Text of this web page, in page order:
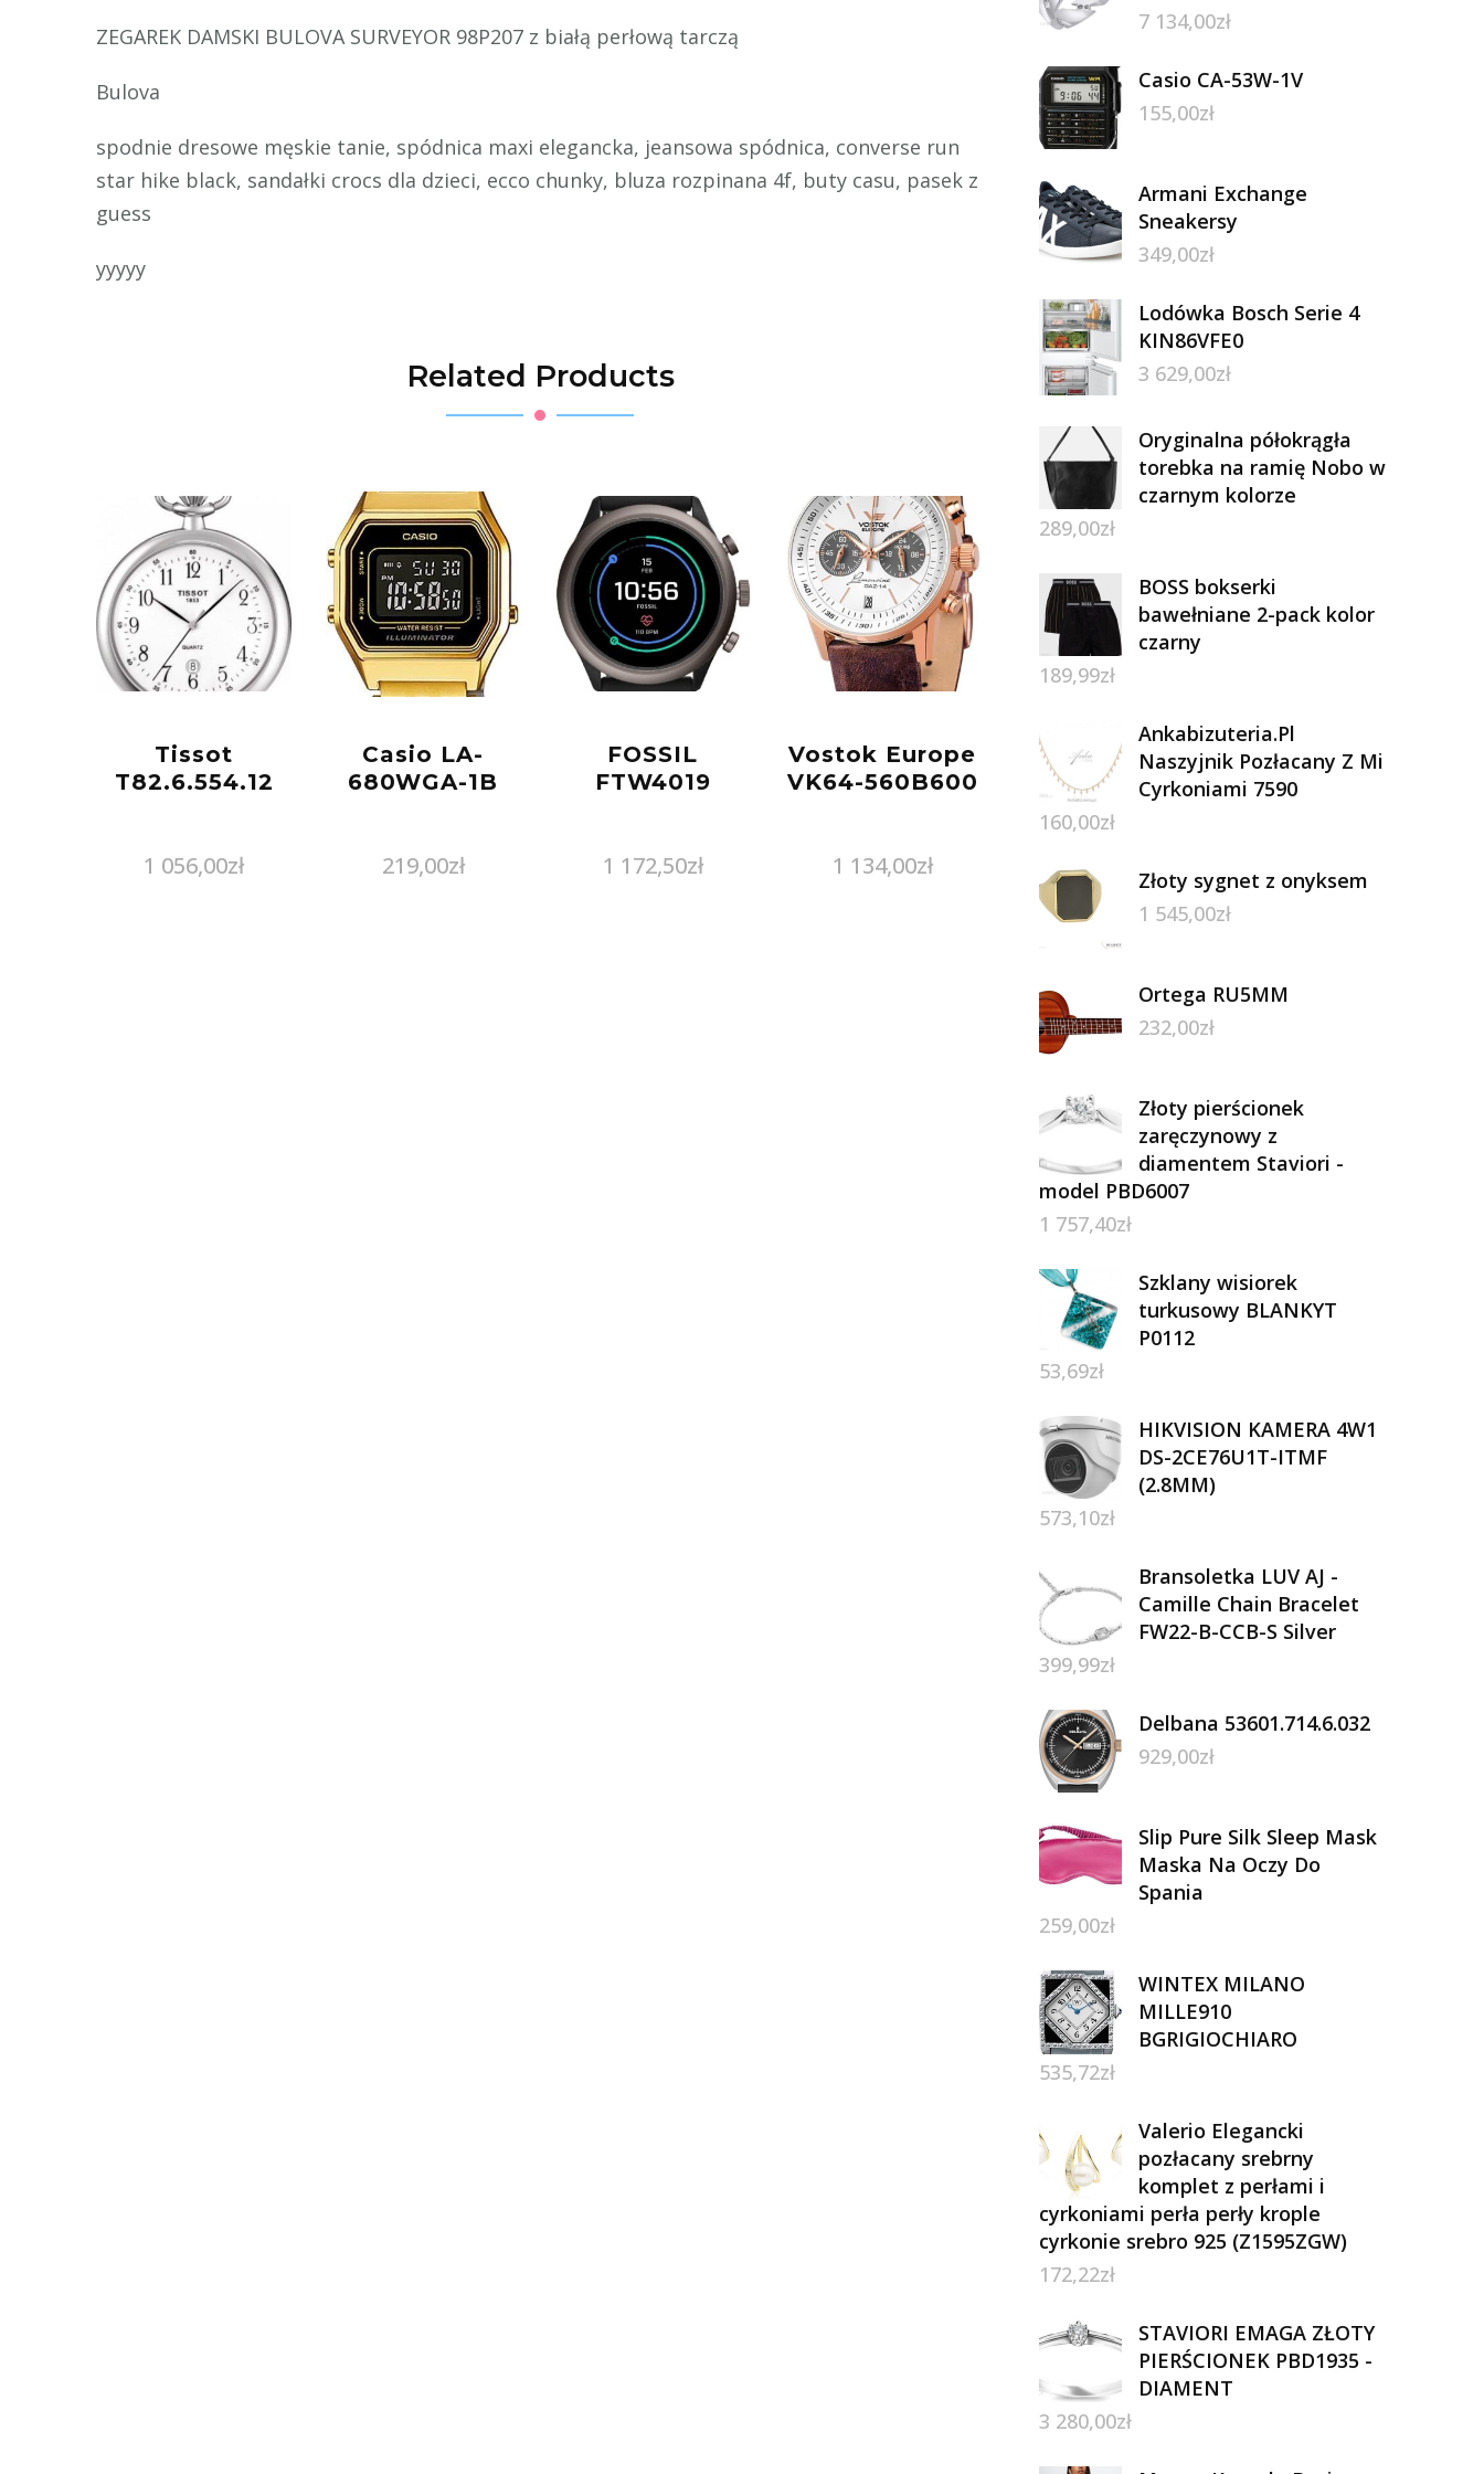
ZEGAREK DAMSKI BULOVA SURVEYOR 98P207 z białą perłową tarczą
Bulova
spodnie dresowe męskie tanie, spódnica maxi elegancka, jeansowa spódnica, converse run
star hike black, sandałki crocs dla dzieci, ecco chunky, bluza rozpinana 4f, buty casu, pasek z
guess
yyyyy
Related Products
Tissot
T82.6.554.12
1 056,00zł
Casio LA-
680WGA-1B
219,00zł
FOSSIL
FTW4019
1 172,50zł
Vostok Europe
VK64-560B600
1 134,00zł
7 134,00zł
Casio CA-53W-1V
155,00zł
Armani Exchange
Sneakersy
349,00zł
Lodówka Bosch Serie 4
KIN86VFE0
3 629,00zł
Oryginalna półokrągła
torebka na ramię Nobo w
czarnym kolorze
289,00zł
BOSS bokserki
bawełniane 2-pack kolor
czarny
189,99zł
Ankabizuteria.Pl
Naszyjnik Pozłacany Z Mi
Cyrkoniami 7590
160,00zł
Złoty sygnet z onyksem
1 545,00zł
Ortega RU5MM
232,00zł
Złoty pierścionek
zaręczynowy z
diamentem Staviori -
model PBD6007
1 757,40zł
Szklany wisiorek
turkusowy BLANKYT
P0112
53,69zł
HIKVISION KAMERA 4W1
DS-2CE76U1T-ITMF
(2.8MM)
573,10zł
Bransoletka LUV AJ -
Camille Chain Bracelet
FW22-B-CCB-S Silver
399,99zł
Delbana 53601.714.6.032
929,00zł
Slip Pure Silk Sleep Mask
Maska Na Oczy Do
Spania
259,00zł
WINTEX MILANO
MILLE910
BGRIGIOCHIARO
535,72zł
Valerio Elegancki
pozłacany srebrny
komplet z perłami i
cyrkoniami perła perły krople
cyrkonie srebro 925 (Z1595ZGW)
172,22zł
STAVIORI EMAGA ZŁOTY
PIERŚCIONEK PBD1935 -
DIAMENT
3 280,00zł